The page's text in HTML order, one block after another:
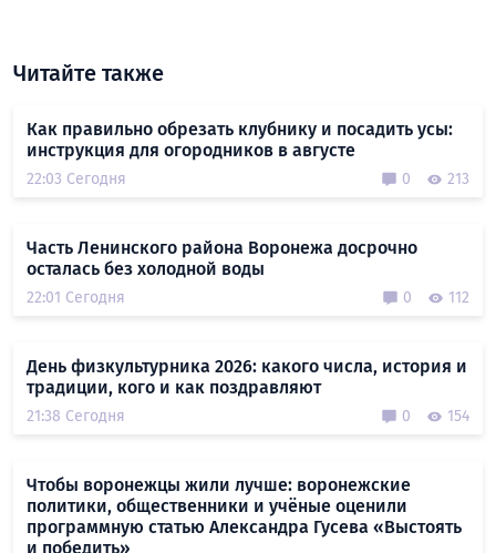
Читайте также
Как правильно обрезать клубнику и посадить усы:
инструкция для огородников в августе
22:03 Сегодня 0 213
Часть Ленинского района Воронежа досрочно
осталась без холодной воды
22:01 Сегодня 0 112
День физкультурника 2026: какого числа, история и
традиции, кого и как поздравляют
21:38 Сегодня 0 154
Чтобы воронежцы жили лучше: воронежские
политики, общественники и учёные оценили
программную статью Александра Гусева «Выстоять
и победить»